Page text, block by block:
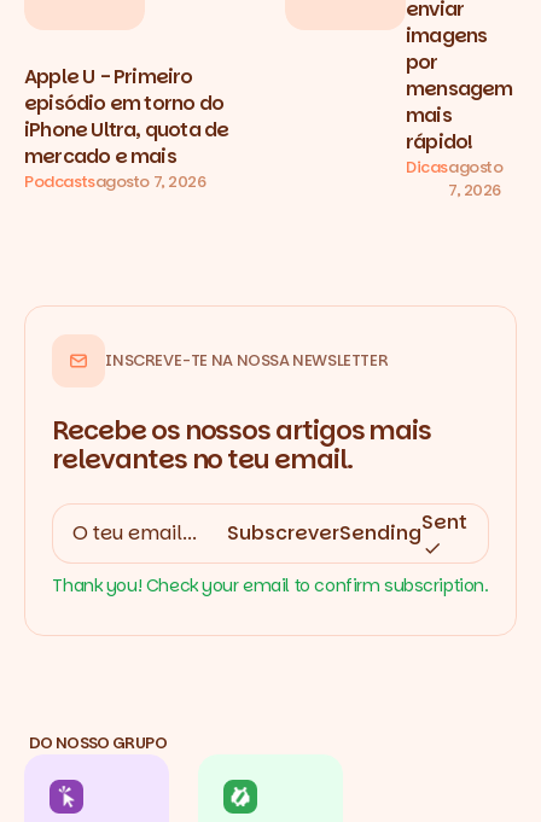
Apple U - Primeiro
episódio em torno do
iPhone Ultra, quota de
mercado e mais
Podcastsagosto 7, 2026
enviar
imagens
por
mensagem
mais
rápido!
Dicasagosto
7, 2026
INSCREVE-TE NA NOSSA NEWSLETTER
Recebe os nossos artigos mais
relevantes no teu email.
SubscreverSendingSent
Thank you! Check your email to confirm subscription.
DO NOSSO GRUPO